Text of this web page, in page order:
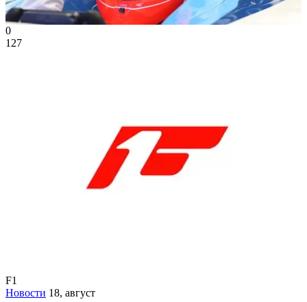
0
127
F1
Новости 18, август